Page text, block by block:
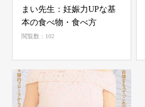
まい先生：妊娠力UPな基
本の食べ物・食べ方
閲覧数：102